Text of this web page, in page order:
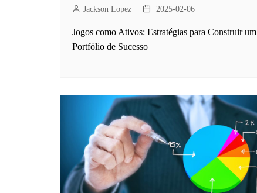
Jackson Lopez 2025-02-06
Jogos como Ativos: Estratégias para Construir um
Portfólio de Sucesso